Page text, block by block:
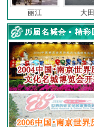
丽江 大田